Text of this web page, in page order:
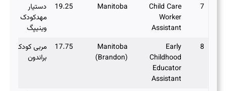
7
Child Care
Worker
Assistant
Manitoba
19.25
دستیار
مهدکودک در
وینیپگ
8
Early
Childhood
Educator
Assistant
Manitoba
(Brandon)
17.75
مربی کودک در
براندون